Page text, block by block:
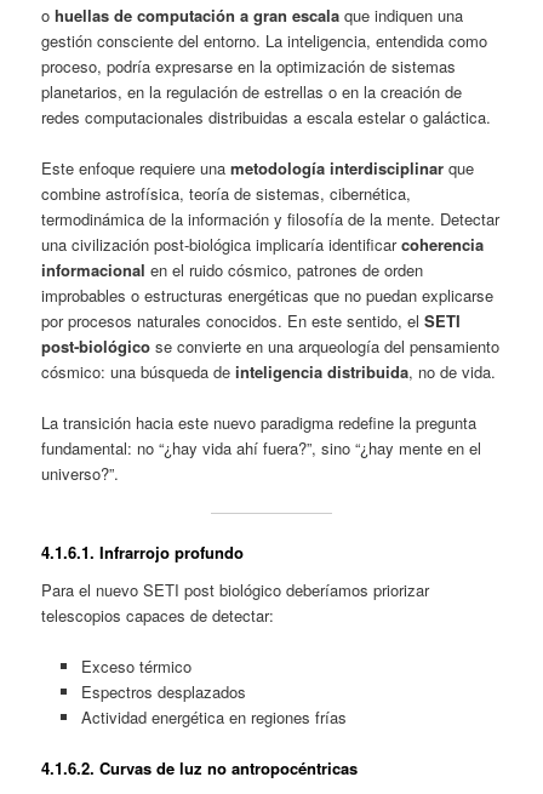
ohuellas de computación a gran escala que indiquen una
gestión consciente del entorno. La inteligencia, entendida como
proceso, podría expresarse en la optimización de sistemas
planetarios, en la regulación de estrellas o en la creación de
redes computacionales distribuidas a escala estelar o galáctica.
Este enfoque requiere unametodología interdisciplinar que
combine astrofísica, teoría de sistemas, cibernética,
termodinámica de la información y filosofía de la mente. Detectar
una civilización post‑biológica implicaría identificarcoherencia
informacional en el ruido cósmico, patrones de orden
improbables o estructuras energéticas que no puedan explicarse
por procesos naturales conocidos. En este sentido, el SETI
post‑biológico se convierte en una arqueología del pensamiento
cósmico: una búsqueda deinteligencia distribuida, no de vida.
La transición hacia este nuevo paradigma redefine la pregunta
fundamental: no “¿hay vida ahí fuera?”, sino “¿hay mente en el
universo?”.
4.1.6.1. Infrarrojo profundo
Para el nuevo SETI post biológico deberíamos priorizar
telescopios capaces de detectar:
Exceso térmico
Espectros desplazados
Actividad energética en regiones frías
4.1.6.2. Curvas de luz no antropocéntricas